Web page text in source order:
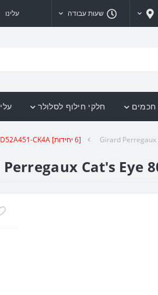
שעות עבודה עלינו
חכמים חלקי חילוף לסלולר
Girard Perregaux [6 יחידות] Girard Perregaux Cat's Eye 80496D52A451-CK4A מגן מסך הידרוג'ל שקוף (סיליקון) לשעון